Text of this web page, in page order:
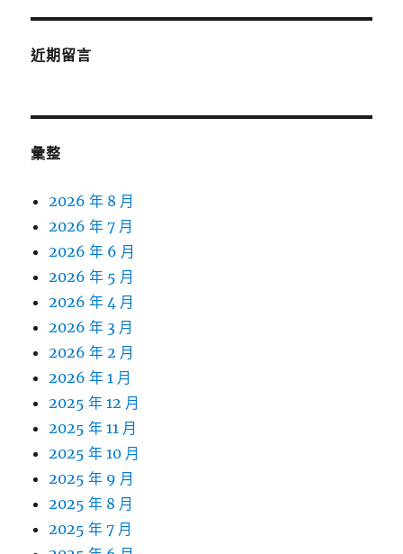
近期留言
彙整
2026 年 8 月
2026 年 7 月
2026 年 6 月
2026 年 5 月
2026 年 4 月
2026 年 3 月
2026 年 2 月
2026 年 1 月
2025 年 12 月
2025 年 11 月
2025 年 10 月
2025 年 9 月
2025 年 8 月
2025 年 7 月